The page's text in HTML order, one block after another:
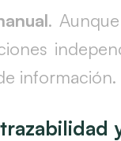
.
información.